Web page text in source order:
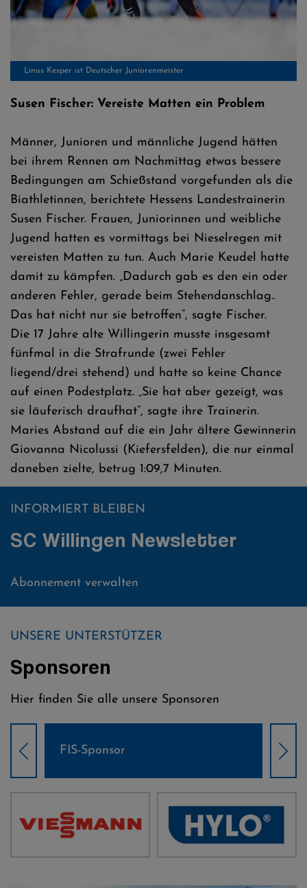
Linus Kesper ist Deutscher Juniorenmeister
Susen Fischer: Vereiste Matten ein Problem
Männer, Junioren und männliche Jugend hätten
bei ihrem Rennen am Nachmittag etwas bessere
Bedingungen am Schießstand vorgefunden als die
Biathletinnen, berichtete Hessens Landestrainerin
Susen Fischer. Frauen, Juniorinnen und weibliche
Jugend hatten es vormittags bei Nieselregen mit
vereisten Matten zu tun. Auch Marie Keudel hatte
damit zu kämpfen. „Dadurch gab es den ein oder
anderen Fehler, gerade beim Stehendanschlag..
Das hat nicht nur sie betroffen“, sagte Fischer.
Die 17 Jahre alte Willingerin musste insgesamt
fünfmal in die Strafrunde (zwei Fehler
liegend/drei stehend) und hatte so keine Chance
auf einen Podestplatz. „Sie hat aber gezeigt, was
sie läuferisch draufhat“, sagte ihre Trainerin.
Maries Abstand auf die ein Jahr ältere Gewinnerin
Giovanna Nicolussi (Kiefersfelden), die nur einmal
daneben zielte, betrug 1:09,7 Minuten.
INFORMIERT BLEIBEN
SC Willingen Newsletter
Abonnement verwalten
UNSERE UNTERSTÜTZER
Sponsoren
Hier finden Sie alle unsere Sponsoren
Weltcup-Sponsoren Damen